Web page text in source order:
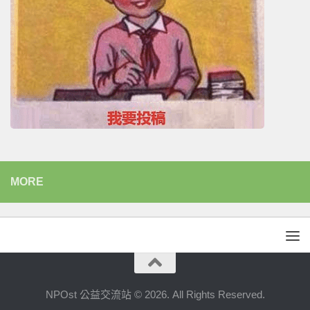
MORE
NPOst 公益交流站 © 2026. All Rights Reserved.